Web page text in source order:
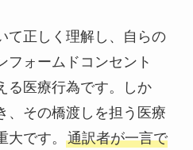
て正しく理解し、自らの
ォームドコンセント
る医療行為です。しか
、その橋渡しを担う医療
です。 通訳者が一言で